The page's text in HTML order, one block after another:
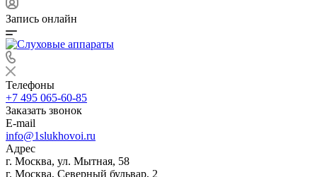
Запись онлайн
Телефоны
+7 495 065-60-85
Заказать звонок
E-mail
info@1slukhovoi.ru
Адрес
г. Москва, ул. Мытная, 58
г. Москва, Северный бульвар, 2